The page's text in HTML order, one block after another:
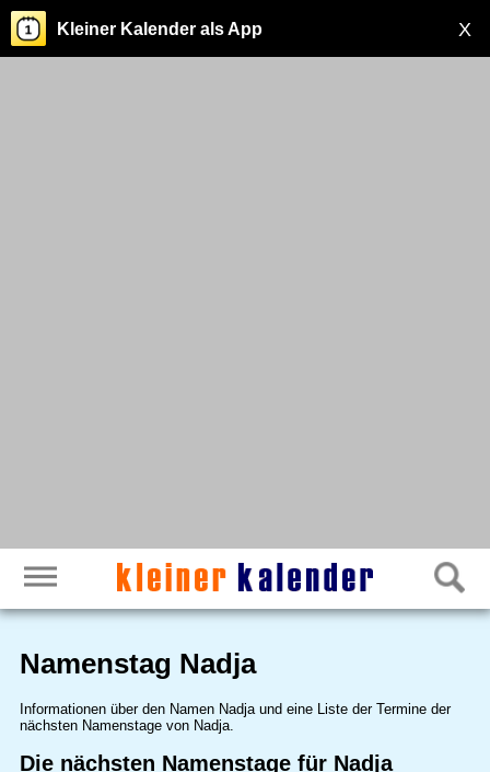
X
Kleiner Kalender als App
Namenstag Nadja
Informationen über den Namen Nadja und eine Liste der Termine der
nächsten Namenstage von Nadja.
Die nächsten Namenstage für Nadja